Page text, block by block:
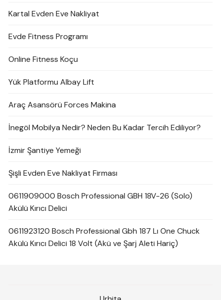
Kartal Evden Eve Nakliyat
Evde Fitness Programı
Online Fitness Koçu
Yük Platformu Albay Lift
Araç Asansörü Forces Makina
İnegöl Mobilya Nedir? Neden Bu Kadar Tercih Ediliyor?
İzmir Şantiye Yemeği
Şişli Evden Eve Nakliyat Firması
0611909000 Bosch Professional GBH 18V-26 (Solo)
Akülü Kırıcı Delici
0611923120 Bosch Professional Gbh 187 Lı One Chuck
Akülü Kırıcı Delici 18 Volt (Akü ve Şarj Aleti Hariç)